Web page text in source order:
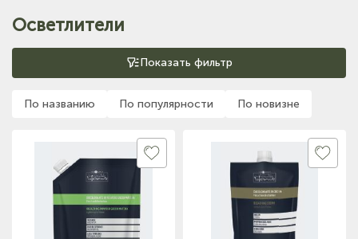
Осветлители
Показать фильтр
По названию По популярности По новизне